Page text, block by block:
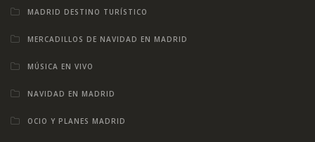
MADRID DESTINO TURÍSTICO
MERCADILLOS DE NAVIDAD EN MADRID
MÚSICA EN VIVO
NAVIDAD EN MADRID
OCIO Y PLANES MADRID